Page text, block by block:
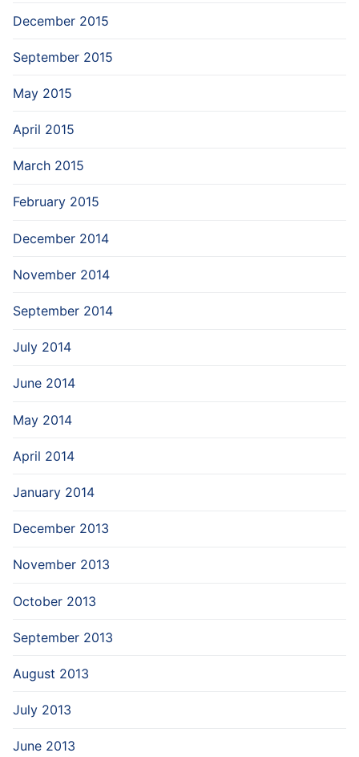
December 2015
September 2015
May 2015
April 2015
March 2015
February 2015
December 2014
November 2014
September 2014
July 2014
June 2014
May 2014
April 2014
January 2014
December 2013
November 2013
October 2013
September 2013
August 2013
July 2013
June 2013